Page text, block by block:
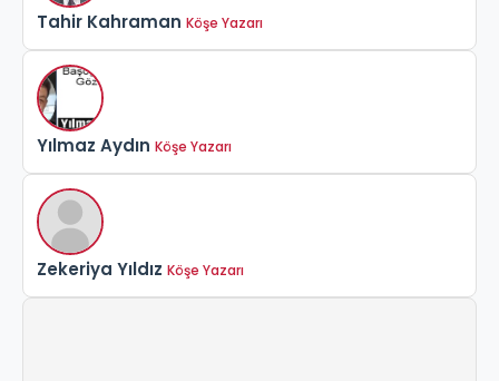
Tahir Kahraman Köşe Yazarı
Yılmaz Aydın Köşe Yazarı
Zekeriya Yıldız Köşe Yazarı